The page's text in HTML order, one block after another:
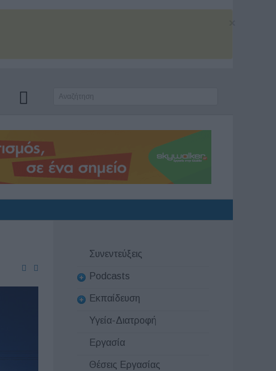
Συνεντεύξεις
Podcasts
Εκπαίδευση
Υγεία-Διατροφή
Εργασία
Θέσεις Εργασίας